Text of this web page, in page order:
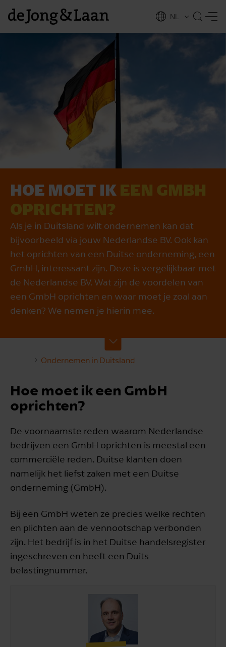
EN
NL
HOE MOET IK EEN GMBH
OPRICHTEN?
Als je in Duitsland wilt ondernemen kan dat
bijvoorbeeld via jouw Nederlandse BV. Ook kan
het oprichten van een Duitse onderneming, een
GmbH, interessant zijn. Deze is vergelijkbaar met
de Nederlandse BV. Wat zijn de voordelen van
een GmbH oprichten en waar moet je zoal aan
denken? We nemen je hierin mee.
Ondernemen in Duitsland
Hoe moet ik een GmbH
oprichten?
De voornaamste reden waarom Nederlandse
bedrijven een GmbH oprichten is meestal een
commerciële reden. Duitse klanten doen
namelijk het liefst zaken met een Duitse
onderneming (GmbH).
Bij een GmbH weten ze precies welke rechten
en plichten aan de vennootschap verbonden
zijn. Het bedrijf is in het Duitse handelsregister
ingeschreven en heeft een Duits
belastingnummer.